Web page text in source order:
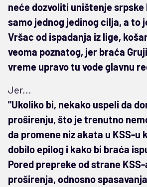
neće dozvoliti uništenje srpske
samo jednog jedinog cilja, a to
Vršac od ispadanja iz lige,
veoma poznatog, jer braća
vreme upravo tu vode glavnu
Jer...
"Ukoliko bi, nekako uspeli da
proširenju, što je trenutno
da promene niz akata u KSS-u
dobilo epilog i kako bi braća
Pored prepreke od strane
proširenja, odnosno